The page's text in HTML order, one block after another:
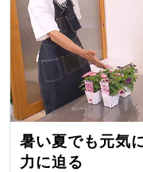
暑い夏でも元気
力に迫る